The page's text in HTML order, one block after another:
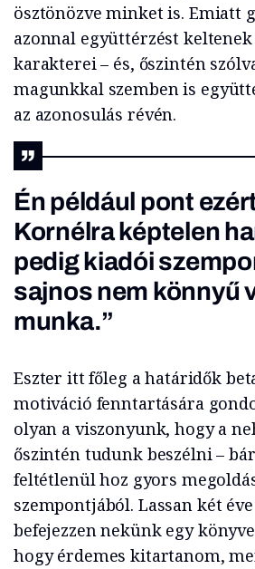
ösztönözve minket is. Emiatt
azonnal együttérzést keltenek
karakterei – és, őszintén
magunkkal szemben is
az azonosulás révén.
Én például pont
Kornélra képtelen
pedig kiadói
sajnos nem könnyű
munka.”
Eszter itt főleg a határidők
motiváció fenntartására
olyan a viszonyunk, hogy a
őszintén tudunk beszélni –
feltétlenül hoz gyors
szempontjából. Lassan két
befejezzen nekünk egy
hogy érdemes kitartanom,